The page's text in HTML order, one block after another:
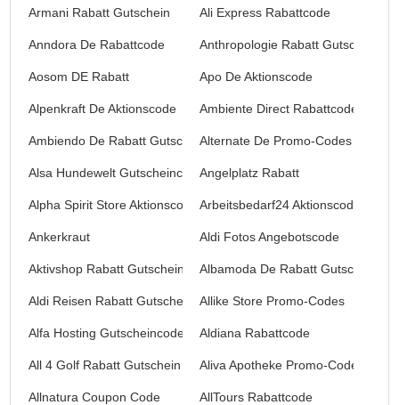
Armani Rabatt Gutschein Ali Express Rabattcode
Anndora De Rabattcode Anthropologie Rabatt Gutschein
Aosom DE Rabatt Apo De Aktionscode
Alpenkraft De Aktionscode Ambiente Direct Rabattcode
Ambiendo De Rabatt GutscheinAlternate De Promo-Codes
Alsa Hundewelt GutscheincodeAngelplatz Rabatt
Alpha Spirit Store AktionscodesArbeitsbedarf24 Aktionscode
Ankerkraut Aldi Fotos Angebotscode
Aktivshop Rabatt Gutschein Albamoda De Rabatt Gutschein
Aldi Reisen Rabatt Gutschein Allike Store Promo-Codes
Alfa Hosting Gutscheincode Aldiana Rabattcode
All 4 Golf Rabatt Gutschein Aliva Apotheke Promo-Codes
Allnatura Coupon Code AllTours Rabattcode